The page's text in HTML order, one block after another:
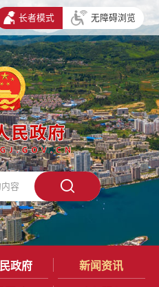
长者模式 无障碍浏览
政府 新闻资讯